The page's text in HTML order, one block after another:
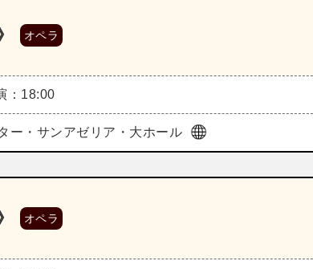
オペラ
：18:00
ー・サンアゼリア・大ホール
オペラ